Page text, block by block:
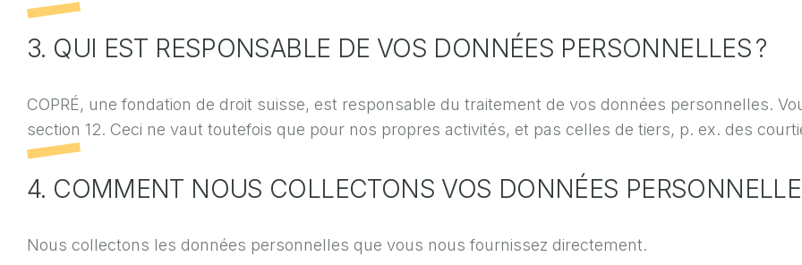
3. QUI EST RESPONSABLE DE VOS DONNÉES PERSONNELLES ?
COPRÉ, une fondation de droit suisse, est responsable du traitement de vos données personnelles.
section 12. Ceci ne vaut toutefois que pour nos propres activités, et pas celles de tiers, p. ex. des
4. COMMENT NOUS COLLECTONS VOS DONNÉES
Nous collectons les données personnelles que vous nous fournissez directement.